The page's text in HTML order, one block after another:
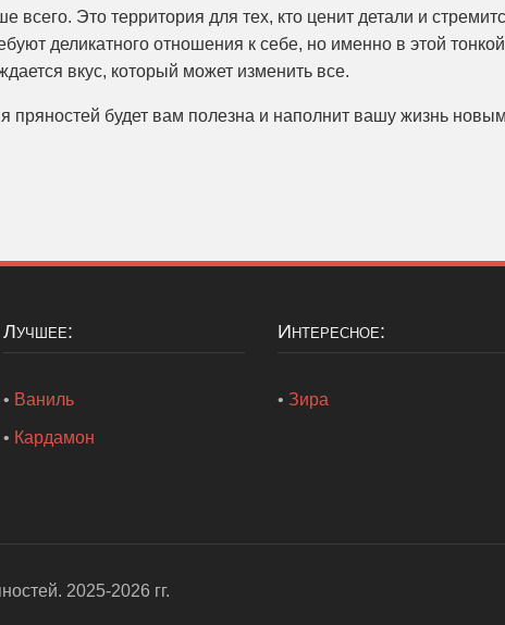
всего. Это территория для тех, кто ценит детали и
деликатного отношения к себе, но именно в этой тонкой
вкус, который может изменить все.
будет вам полезна и наполнит вашу жизнь
Лучшее:
• Ваниль
• Кардамон
Интересное:
• Зира
. 2025-2026 гг.